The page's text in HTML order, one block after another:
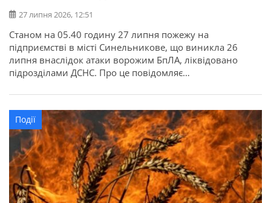
27 липня 2026, 12:51
Станом на 05.40 годину 27 липня пожежу на
підприємстві в місті Синельникове, що виникла 26
липня внаслідок атаки ворожим БпЛА, ліквідовано
підрозділами ДСНС. Про це повідомляє
немає. Загрози життю та здоров’ю населення теж немає.
Події